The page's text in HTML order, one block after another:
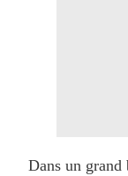
Dans un